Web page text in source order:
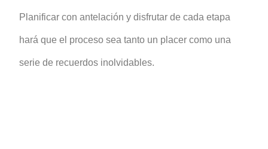
Planificar con antelación y disfrutar de cada etapa
hará que el proceso sea tanto un placer como una
serie de recuerdos inolvidables.